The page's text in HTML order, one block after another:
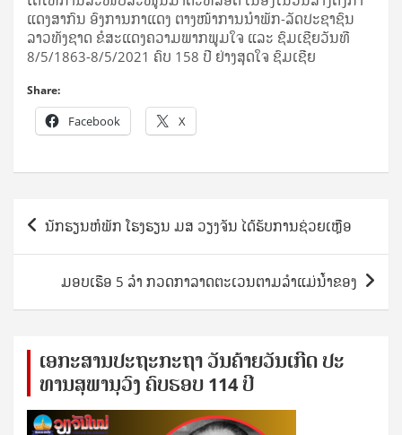
ແດງ​ສາ​ກົນ ​ອົງ​ການ​ກາ​ແດງ​ ຕາງ​ໜ້າການ​ນຳ​ພັກ-ລັດປະ​ຊາ​ຊົນ​
ລາວ​ທັງ​ຊາດ ຂໍ​ສະ​ແດງ​ຄວາມ​ພາກ​ພູມ​ໃຈ​ ແລະ ​ຊົມ​ເຊີຍ​ວັນ​ທີ
8/5/1863-8/5/2021 ຄົບ 158 ປີ ຢ່າງ​ສຸດ​ໃຈ ຊົມ​ເຊີຍ
Share:
Facebook X
Post
navigation
ນັກຮຽນຫໍພັກ ໂຮງຮຽນ ມສ ວຽງຈັນ ໄດ້ຮັບການຊ່ວຍເຫຼືອ
ມອບເຮືອ 5 ລຳ ກວດກາລາດຕະເວນຕາມລໍາແມ່ນໍ້າຂອງ
ເອ​ກະ​ສານ​ປະ​ຖະ​ກະ​ຖ​າ ວັນ​ຄ້າຍ​ວັນ​ເກີດ ປ​ະ​
ທານ​ສຸ​ພາ​ນຸ​ວົງ ຄົບ​ຮອບ 114 ປີ